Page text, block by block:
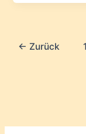
← Zurück 1